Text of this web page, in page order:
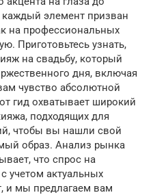
элемент призван
на профессиональных
Приготовьтесь узнать,
на свадьбу, который
дня, включая
чувство абсолютной
гид охватывает широкий
подходящих для
чтобы вы нашли свой
образ. Анализ рынка
что спрос на
учетом актуальных
и мы предлагаем вам